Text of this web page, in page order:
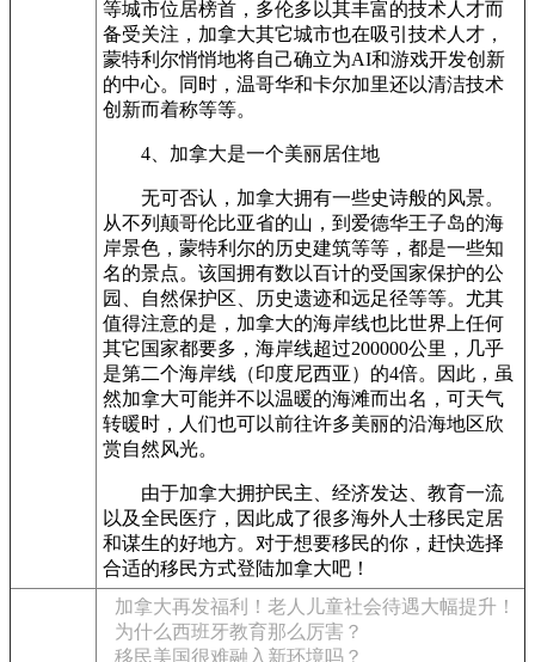
等城市位居榜首，多伦多以其丰富的技术人才而
备受关注，加拿大其它城市也在吸引技术人才，
蒙特利尔悄悄地将自己确立为AI和游戏开发创新
的中心。同时，温哥华和卡尔加里还以清洁技术
创新而着称等等。
4、加拿大是一个美丽居住地
无可否认，加拿大拥有一些史诗般的风景。
从不列颠哥伦比亚省的山，到爱德华王子岛的海
岸景色，蒙特利尔的历史建筑等等，都是一些知
名的景点。该国拥有数以百计的受国家保护的公
园、自然保护区、历史遗迹和远足径等等。尤其
值得注意的是，加拿大的海岸线也比世界上任何
其它国家都要多，海岸线超过200000公里，几乎
是第二个海岸线（印度尼西亚）的4倍。因此，虽
然加拿大可能并不以温暖的海滩而出名，可天气
转暖时，人们也可以前往许多美丽的沿海地区欣
赏自然风光。
由于加拿大拥护民主、经济发达、教育一流
以及全民医疗，因此成了很多海外人士移民定居
和谋生的好地方。对于想要移民的你，赶快选择
合适的移民方式登陆加拿大吧！
加拿大再发福利！老人儿童社会待遇大幅提升！
为什么西班牙教育那么厉害？
移民美国很难融入新环境吗？